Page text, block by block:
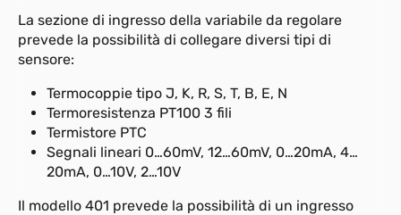
La sezione di ingresso della variabile da regolare
prevede la possibilità di collegare diversi tipi di
sensore:
Termocoppie tipo J, K, R, S, T, B, E, N
Termoresistenza PT100 3 fili
Termistore PTC
Segnali lineari 0…60mV, 12…60mV, 0…20mA, 4…
20mA, 0…10V, 2…10V
Il modello 401 prevede la possibilità di un ingresso